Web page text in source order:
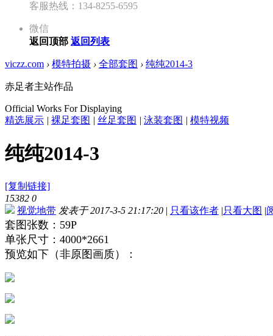
客服热线：134-8255-6595
微信
返回顶部 返回列表
viczz.com › 模特拍摄 › 全部套图 › 纯纯2014-3
赤足者主站作品
Official Works For Displaying
精选展示 | 裸足套图 | 丝足套图 | 泳装套图 | 模特视频
纯纯2014-3
[复制链接]
15382 0
视觉地带 发表于 2017-3-5 21:17:20 | 只看该作者 |只看大图 |
套图张数：59P
单张尺寸：4000*2661
预览如下（非原图画质）：